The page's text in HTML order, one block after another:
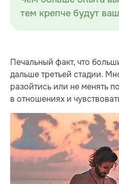
тем крепче будут
Печальный факт, что
дальше третьей стадии.
разойтись или не менять
в отношениях и